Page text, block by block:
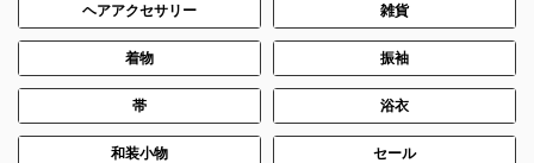
ヘアアクセサリー 雑貨
着物 振袖
帯 浴衣
和装小物 セール